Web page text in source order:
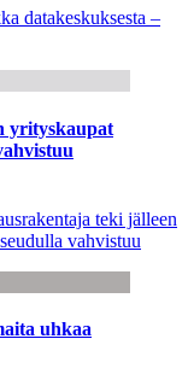
datakeskuksesta –
yrityskaupat
teki jälleen
vahvistuu
uhkaa